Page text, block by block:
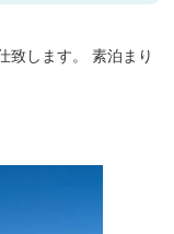
致します。 素泊まり